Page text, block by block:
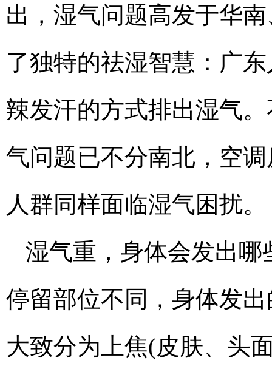
出，湿气问题高发于华
了独特的祛湿智慧：广
辣发汗的方式排出湿气
气问题已不分南北，空
人群同样面临湿气困扰。
湿气重，身体会发出
停留部位不同，身体发
大致分为上焦(皮肤、头